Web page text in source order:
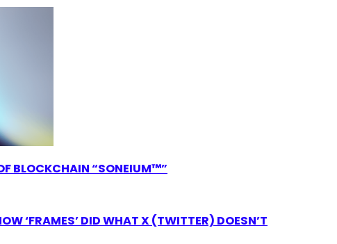
BLOCKCHAIN “SONEIUM™”
‘FRAMES’ DID WHAT X (TWITTER) DOESN’T